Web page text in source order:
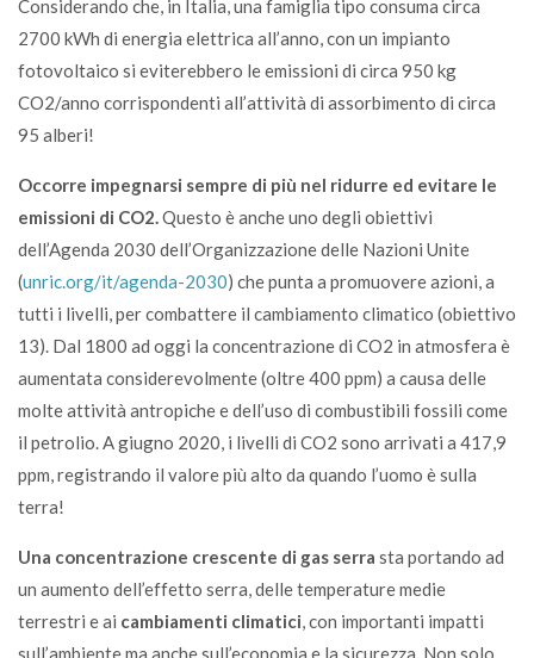
Considerando che, in Italia, una famiglia tipo consuma circa
2700 kWh di energia elettrica all’anno, con un impianto
fotovoltaico si eviterebbero le emissioni di circa 950 kg
CO2/anno corrispondenti all’attività di assorbimento di circa
95 alberi!
Occorre impegnarsi sempre di più nel ridurre ed evitare le
emissioni di CO2.Questo è anche uno degli obiettivi
dell’Agenda 2030 dell’Organizzazione delle Nazioni Unite
(unric.org/it/agenda-2030) che punta a promuovere azioni, a
tutti i livelli, per combattere il cambiamento climatico (obiettivo
13). Dal 1800 ad oggi la concentrazione di CO2 in atmosfera è
aumentata considerevolmente (oltre 400 ppm) a causa delle
molte attività antropiche e dell’uso di combustibili fossili come
il petrolio. A giugno 2020, i livelli di CO2 sono arrivati a 417,9
ppm, registrando il valore più alto da quando l’uomo è sulla
terra!
Una concentrazione crescente di gas serra sta portando ad
un aumento dell’effetto serra, delle temperature medie
terrestri e ai cambiamenti climatici, con importanti impatti
sull’ambiente ma anche sull’economia e la sicurezza. Non solo